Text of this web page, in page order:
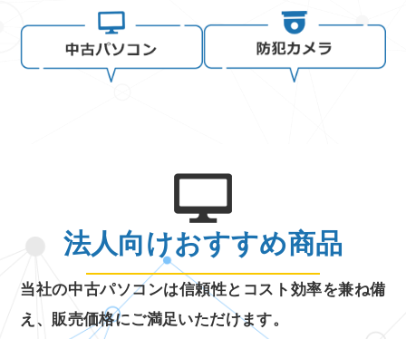
法人向けおすすめ商品
当社の中古パソコンは信頼性とコスト効率を兼ね備
え、販売価格にご満足いただけます。